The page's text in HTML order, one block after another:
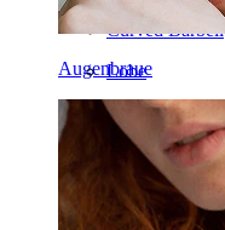
Augenbraue
Curved Barbell
Lobe
Titan